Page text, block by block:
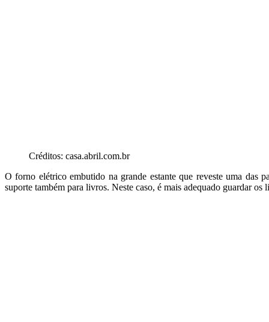
Créditos: casa.abril.com.br
O forno elétrico embutido na grande estante que reveste uma das
suporte também para livros. Neste caso, é mais adequado guardar